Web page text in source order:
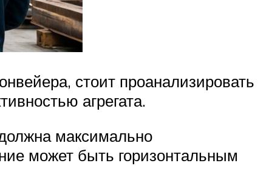
стоит проанализировать
агрегата.
максимально
может быть горизонтальным